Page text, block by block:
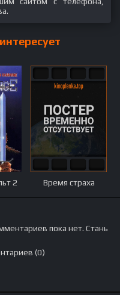
2 Время страха
пока нет. Стань
(0)